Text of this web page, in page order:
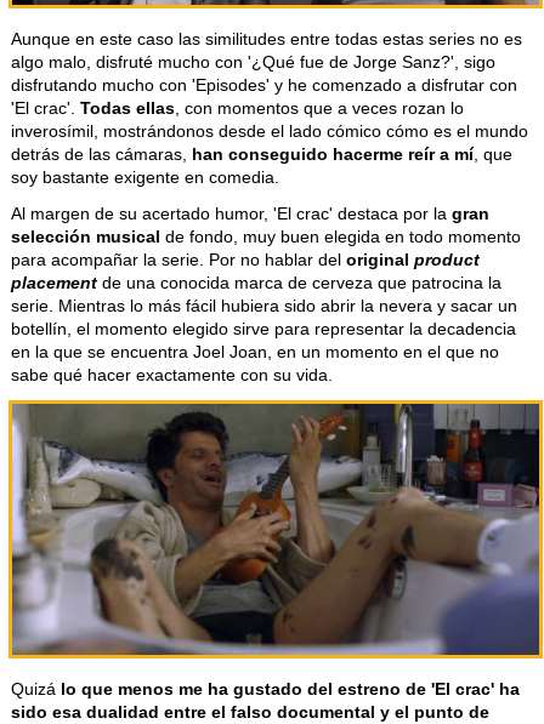
Aunque en este caso las similitudes entre todas estas series no es
algo malo, disfruté mucho con '¿Qué fue de Jorge Sanz?', sigo
disfrutando mucho con 'Episodes' y he comenzado a disfrutar con
'El crac'. Todas ellas , con momentos que a veces rozan lo
inverosímil, mostrándonos desde el lado cómico cómo es el mundo
detrás de las cámaras, han conseguido hacerme reír a mí, que
soy bastante exigente en comedia.
Al margen de su acertado humor, 'El crac' destaca por la gran
selección musical de fondo, muy buen elegida en todo momento
para acompañar la serie. Por no hablar del original product
placement de una conocida marca de cerveza que patrocina la
serie. Mientras lo más fácil hubiera sido abrir la nevera y sacar un
botellín, el momento elegido sirve para representar la decadencia
en la que se encuentra Joel Joan, en un momento en el que no
sabe qué hacer exactamente con su vida.
Quizá lo que menos me ha gustado del estreno de 'El crac' ha
sido esa dualidad entre el falso documental y el punto de